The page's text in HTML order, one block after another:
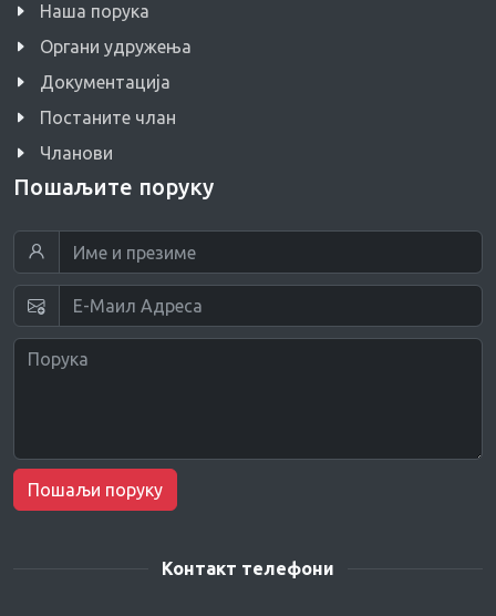
Наша порука
Органи удружења
Документација
Постаните члан
Чланови
Пошаљите поруку
Пошаљи поруку
Контакт телефони